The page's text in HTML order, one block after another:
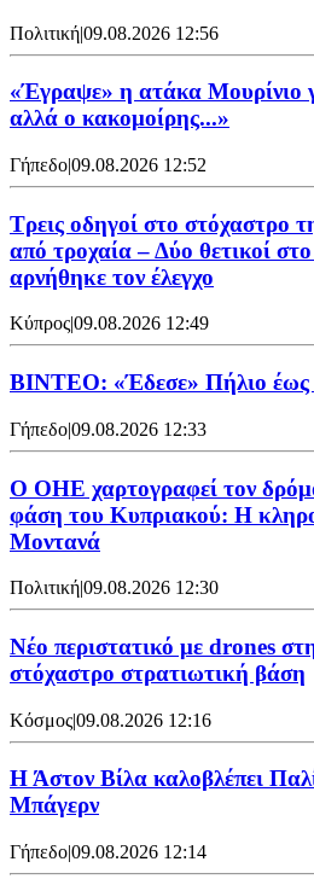
Πολιτική|09.08.2026 12:56
«Έγραψε» η ατάκα Μουρίνιο
αλλά ο κακομοίρης...»
Γήπεδο|09.08.2026 12:52
Τρεις οδηγοί στο στόχαστρο
από τροχαία – Δύο θετικοί
αρνήθηκε τον έλεγχο
Κύπρος|09.08.2026 12:49
ΒΙΝΤΕΟ: «Έδεσε» Πήλιο
Γήπεδο|09.08.2026 12:33
Ο ΟΗΕ χαρτογραφεί τον
φάση του Κυπριακού: Η
Μοντανά
Πολιτική|09.08.2026 12:30
Νέο περιστατικό με drones
στόχαστρο στρατιωτική βάση
Κόσμος|09.08.2026 12:16
Η Άστον Βίλα καλοβλέπει
Μπάγερν
Γήπεδο|09.08.2026 12:14